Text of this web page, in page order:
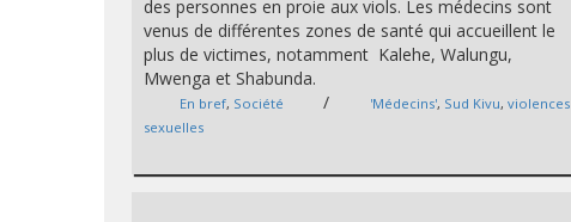
des personnes en proie aux viols. Les médecins sont
venus de différentes zones de santé qui accueillent le
plus de victimes, notamment Kalehe, Walungu,
Mwenga et Shabunda.
En bref, Société / 'Médecins', Sud Kivu,violences
sexuelles